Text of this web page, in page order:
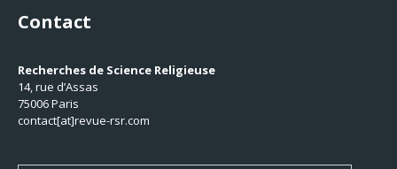
Contact
Recherches de Science Religieuse
14, rue d’Assas
75006 Paris
contact[at]revue-rsr.com